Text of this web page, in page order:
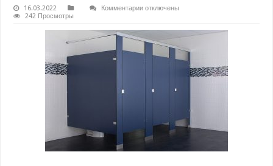
16.03.2022 Комментариикотключены
242 Просмотры